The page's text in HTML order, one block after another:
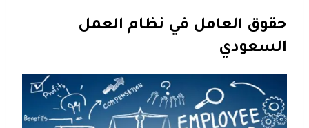
حقوق العامل في نظام العمل
السعودي